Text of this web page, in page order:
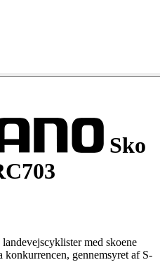
Sko
med skoene
konkurrencen, gennemsyret af S-